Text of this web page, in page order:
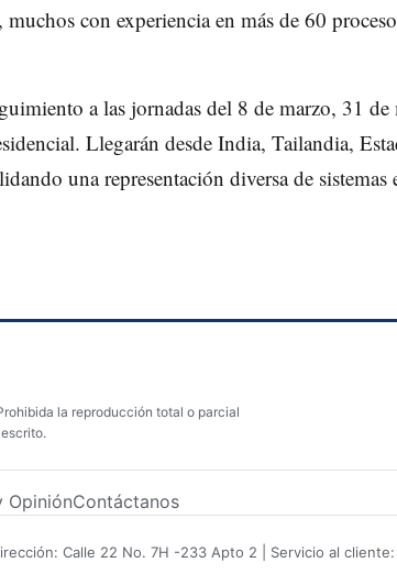
con experiencia en más de 60
a las jornadas del 8 de marzo, 31 de
Llegarán desde India, Tailandia,
una representación diversa de sistemas
la reproducción total o parcial
OpiniónContáctanos
Calle 22 No. 7H -233 Apto 2 | Servicio al